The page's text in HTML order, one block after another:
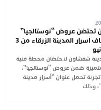
تحتضن عروض “نوستالجيا”
لاستكشاف أسرار المدينة الزرقاء من 3
شفشاون لاحتضان محطة فنية
ضمن عروض “نوستالجيا”،
تحمل عنوان “أسرار مدينة
وذلك